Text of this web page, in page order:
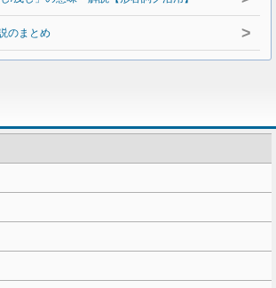
のまとめ >